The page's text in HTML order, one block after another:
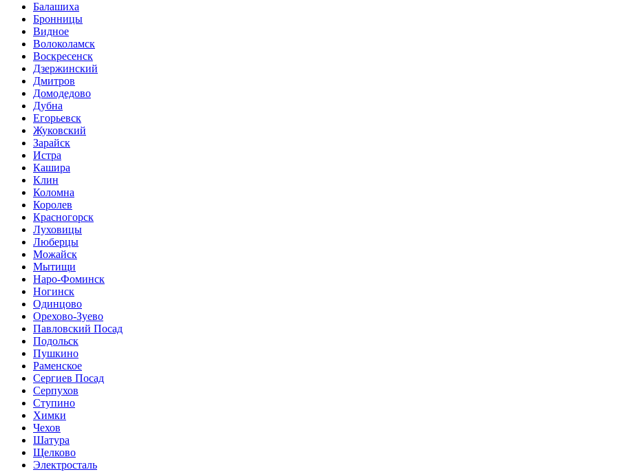
Балашиха
Бронницы
Видное
Волоколамск
Воскресенск
Дзержинский
Дмитров
Домодедово
Дубна
Егорьевск
Жуковский
Зарайск
Истра
Кашира
Клин
Коломна
Королев
Красногорск
Луховицы
Люберцы
Можайск
Мытищи
Наро-Фоминск
Ногинск
Одинцово
Орехово-Зуево
Павловский Посад
Подольск
Пушкино
Раменское
Сергиев Посад
Серпухов
Ступино
Химки
Чехов
Шатура
Щелково
Электросталь